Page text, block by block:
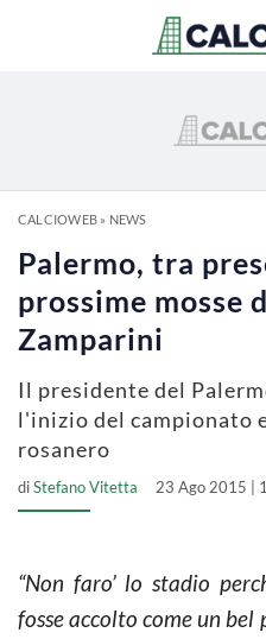
CALCIOWEB» NEWS
Palermo, tra
prossime mosse
Zamparini
Il presidente del
l'inizio del campionato
rosanero
diStefano Vitetta 23 Ago 2015 |
“Non faro’ lo stadio
fosse accolto come un